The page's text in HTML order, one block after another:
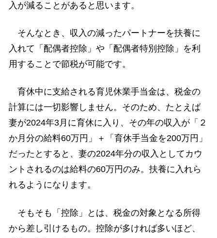
入が減ることがあると思います。
そんなとき、収入の減ったパートナーを扶養に
入れて「配偶者控除」や「配偶者特別控除」を利
用することで節税が可能です。
育休中に支給される育児休業手当金は、税金の
計算には一切影響しません。そのため、たとえば
妻が2024年3月に育休に入り、その年の収入が「２
か月分の給料60万円」＋「育休手当金を200万円」
だったとすると、妻の2024年分の収入としてカウ
ントされるのは給料の60万円のみ。扶養に入れら
れるようになります。
そもそも「控除」とは、税金の対象となる所得
から差し引けるもの。控除が多ければ多いほど、